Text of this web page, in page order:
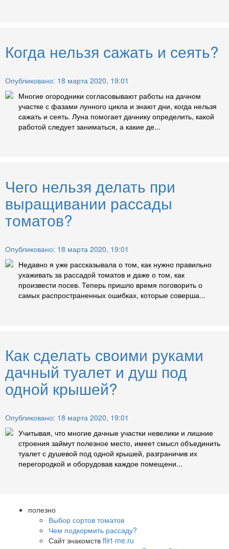
Когда нельзя сажать и сеять?
Опубликовано: 18 марта 2020, 19:01
Многие огородники согласовывают работы на дачном
участке с фазами лунного цикла и знают дни, когда нельзя
сажать и сеять. Луна помогает дачнику определить, какой
работой следует заниматься, а какие де...
Чего нельзя делать при
выращивании рассады
томатов?
Опубликовано: 18 марта 2020, 19:01
Недавно я уже рассказывала о том, как нужно правильно
ухаживать за рассадой томатов и даже о том, как
произвести посев. Теперь пришло время поговорить о
самых распространенных ошибках, которые соверша...
Как сделать своими руками
дачный туалет и душ под
одной крышей?
Опубликовано: 18 марта 2020, 19:01
Учитывая, что многие дачные участки невелики и лишние
строения займут полезное место, имеет смысл объединить
туалет с душевой под одной крышей, разграничив их
перегородкой и оборудовав каждое помещени...
полезно
Выбор сортов томатов
Чем подкормить рассаду?
Сайт знакомств flirt-me.ru